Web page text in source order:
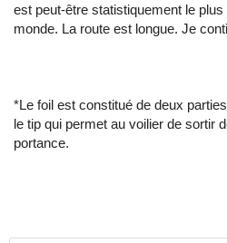
est peut-être statistiquement le
monde. La route est longue. Je
*Le foil est constitué de deux
le tip qui permet au voilier de sortir
portance.